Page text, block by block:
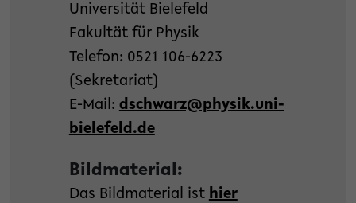
Universität Bielefeld
Fakultät für Physik
Telefon: 0521 106-6223
(Sekretariat)
E-Mail: dschwarz@physik.uni-
bielefeld.de
Bildmaterial:
Das Bildmaterial ist hier